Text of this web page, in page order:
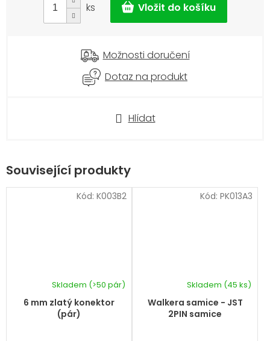
Hlídat
ks
Možnosti doručení
Dotaz na produkt
Související produkty
6 mm zlatý konektor
(pár)
Skladem (>50 pár)
Kód: K003B2
Walkera samice - JST
2PIN samice
Skladem (45 ks)
Kód: PK013A3